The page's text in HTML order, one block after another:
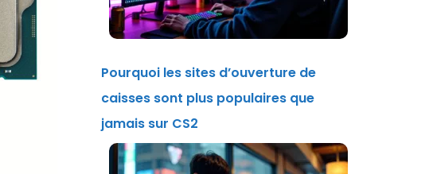
Pourquoi les sites d’ouverture de
caisses sont plus populaires que
jamais sur CS2